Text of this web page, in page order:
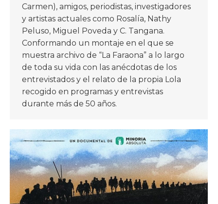
Carmen), amigos, periodistas, investigadores
y artistas actuales como Rosalía, Nathy
Peluso, Miguel Poveda y C. Tangana.
Conformando un montaje en el que se
muestra archivo de “La Faraona” a lo largo
de toda su vida con las anécdotas de los
entrevistados y el relato de la propia Lola
recogido en programas y entrevistas
durante más de 50 años.